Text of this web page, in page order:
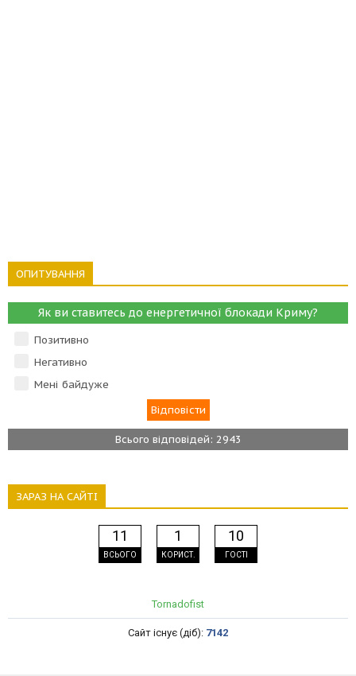
ОПИТУВАННЯ
Як ви ставитесь до енергетичної блокади Криму?
Позитивно
Негативно
Мені байдуже
Всього відповідей: 2943
ЗАРАЗ НА САЙТІ
11
ВСЬОГО
1
КОРИСТ.
10
ГОСТІ
Tornadofist
Сайт існує (діб): 7142